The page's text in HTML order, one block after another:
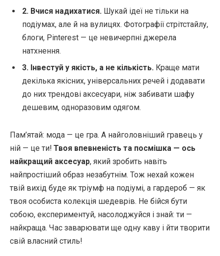
2. Вчися надихатися. Шукай ідеї не тільки на
подіумах, але й на вулицях. Фотографії стрітстайлу,
блоги, Pinterest — це невичерпні джерела
натхнення.
3. Інвестуй у якість, а не кількість. Краще мати
декілька якісних, універсальних речей і додавати
до них трендові аксесуари, ніж забивати шафу
дешевим, одноразовим одягом.
Пам’ятай: мода — це гра. А найголовніший гравець у
ній — це ти! Твоя впевненість та посмішка — ось
найкращий аксесуар, який зробить навіть
найпростіший образ незабутнім. Тож нехай кожен
твій вихід буде як тріумф на подіумі, а гардероб — як
твоя особиста колекція шедеврів. Не бійся бути
собою, експериментуй, насолоджуйся і знай: ти —
найкраща. Час заварювати ще одну каву і йти творити
свій власний стиль!